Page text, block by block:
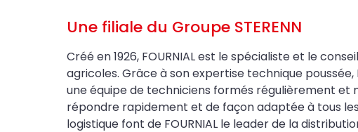
Une filiale du Groupe STERENN
Créé en 1926, FOURNIAL est le spécialiste et le
agricoles. Grâce à son expertise technique poussée,
une équipe de techniciens formés régulièrement
répondre rapidement et de façon adaptée à tous
logistique font de FOURNIAL le leader de la